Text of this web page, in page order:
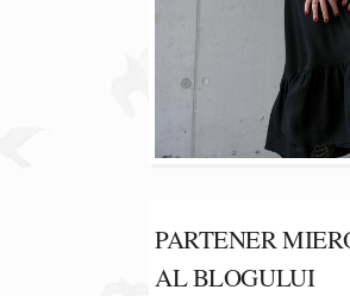
PARTENER
AL BLOGULUI